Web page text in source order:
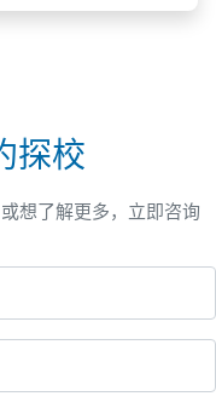
探校
想了解更多，立即咨询